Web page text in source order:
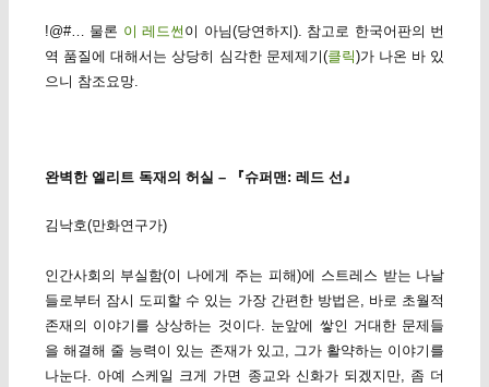
!@#… 물론 이 레드썬 이 아님(당연하지). 참고로 한국어판의 번
역 품질에 대해서는 상당히 심각한 문제제기(클릭)가 나온 바 있
으니 참조요망.
완벽한 엘리트 독재의 허실 – 『슈퍼맨: 레드 선』
김낙호(만화연구가)
인간사회의 부실함(이 나에게 주는 피해)에 스트레스 받는 나날
들로부터 잠시 도피할 수 있는 가장 간편한 방법은, 바로 초월적
존재의 이야기를 상상하는 것이다. 눈앞에 쌓인 거대한 문제들
을 해결해 줄 능력이 있는 존재가 있고, 그가 활약하는 이야기를
나눈다. 아예 스케일 크게 가면 종교와 신화가 되겠지만, 좀 더